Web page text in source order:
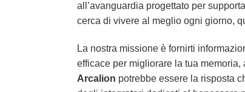
all’avanguardia progettato per
cerca di vivere al meglio ogni giorno,
La nostra missione è fornirti
efficace per migliorare la tua
Arcalion potrebbe essere la risposta